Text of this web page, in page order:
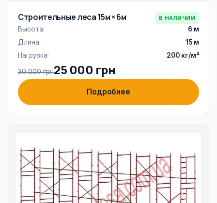
Строительные леса 15м × 6м В НАЛИЧИИ
Высота:
6 м
Длина:
15 м
Нагрузка:
200 кг/м²
30 000 грн25 000 грн
Подробнее